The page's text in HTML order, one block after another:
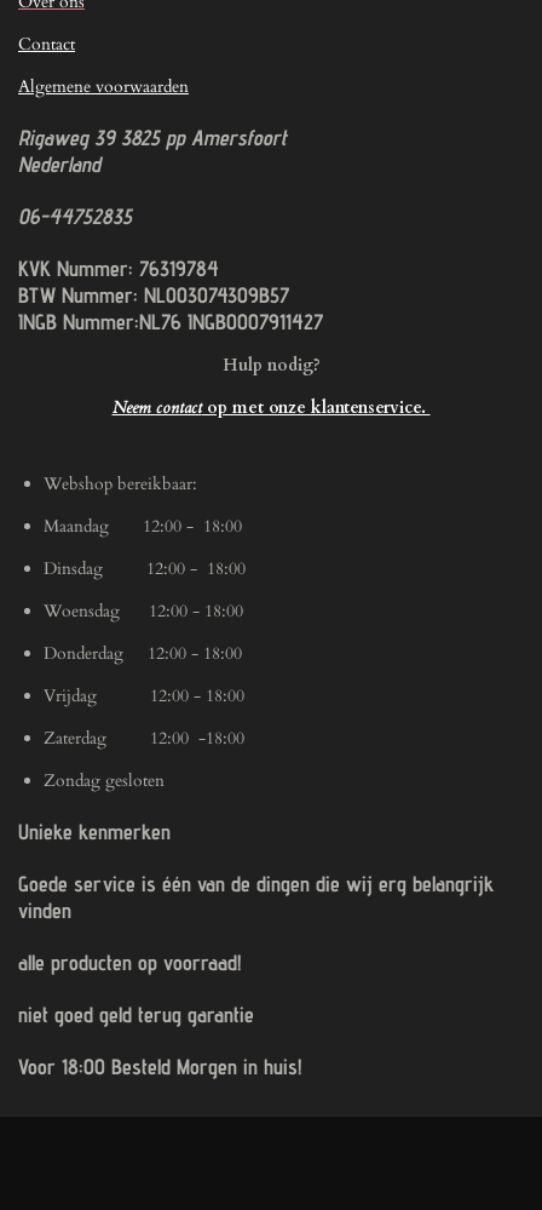
Contact
Algemene voorwaarden
Rigaweg 39 3825 pp Amersfoort
Nederland
06-44752835
KVK Nummer: 76319784
BTW Nummer: NL003074309B57
INGB Nummer:NL76 INGB0007911427
Hulp nodig?
Neem contactop met onze klantenservice.
Webshop bereikbaar:
Maandag 12:00 - 18:00
Dinsdag 12:00 - 18:00
Woensdag 12:00 - 18:00
Donderdag 12:00 - 18:00
Vrijdag 12:00 - 18:00
Zaterdag 12:00 -18:00
Zondag gesloten
Unieke kenmerken
Goede service is één van de dingen die wij erg belangrijk
vinden
alle producten op voorraad!
niet goed geld terug garantie
Voor 18:00 Besteld Morgen in huis!